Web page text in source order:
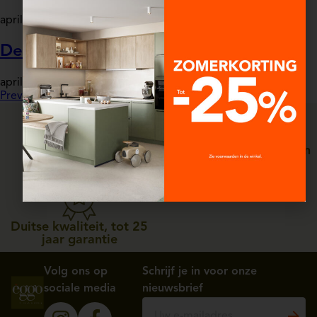
april 2, 2025 Aurore SALMON
De keuken van Willem
april 2, 2025 Aurore SALMON
Previous 1 … 7 8 9 … 11 Next
Straffe prijzen
Persoonlijke service, van
Duitse kwaliteit, tot 25
jaar garantie
Volg ons op
sociale media
Schrijf je in voor onze
nieuwsbrief